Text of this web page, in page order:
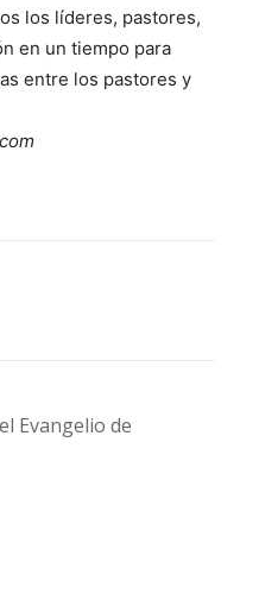
los líderes, pastores,
en un tiempo para
entre los pastores y
Evangelio de